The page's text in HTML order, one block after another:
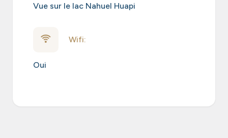
Wifi:
Oui
Vue sur le lac Nahuel Huapi